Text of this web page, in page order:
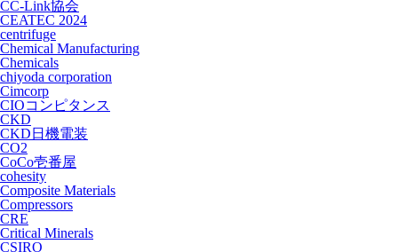
CC-Link協会
CEATEC 2024
centrifuge
Chemical Manufacturing
Chemicals
chiyoda corporation
Cimcorp
CIOコンピタンス
CKD
CKD日機電装
CO2
CoCo壱番屋
cohesity
Composite Materials
Compressors
CRE
Critical Minerals
CSIRO